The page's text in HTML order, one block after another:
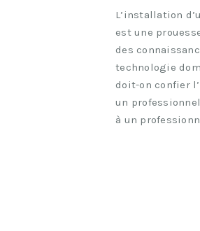
L’installation
est une
des
technologie
doit-on confier
un
à un